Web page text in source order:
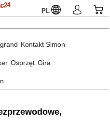
PL
Kontakt Simon
Osprzęt Gira